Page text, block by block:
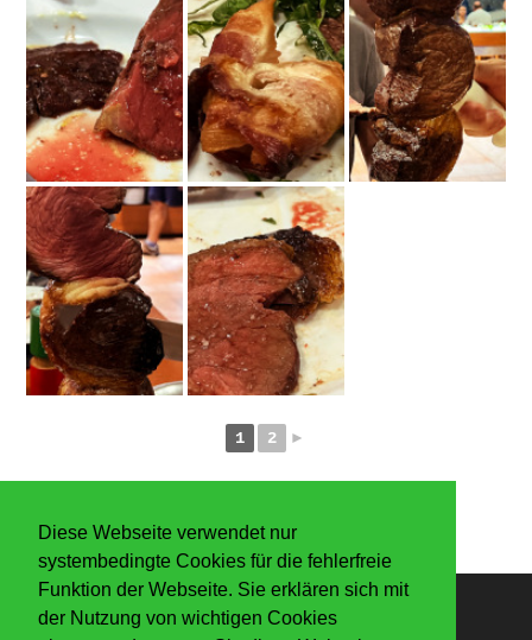
Diese Webseite verwendet nur
systembedingte Cookies für die fehlerfreie
Funktion der Webseite. Sie erklären sich mit
der Nutzung von wichtigen Cookies
1 2 ►
Anmelden